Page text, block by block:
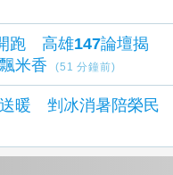
跑 高雄147論壇揭
米香
(51 分鐘前)
暖 剉冰消暑陪榮民